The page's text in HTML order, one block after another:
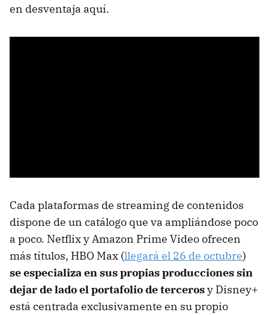
en desventaja aquí.
Cada plataformas de streaming de contenidos
dispone de un catálogo que va ampliándose poco
a poco. Netflix y Amazon Prime Video ofrecen
más títulos, HBO Max (llegará el 26 de octubre)
se especializa en sus propias producciones sin
dejar de lado el portafolio de tercerosy Disney+
está centrada exclusivamente en su propio